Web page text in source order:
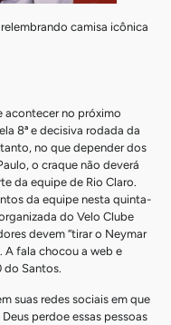
camisa icônica
acontecer no próximo
8ª e decisiva rodada da
no que depender dos
o craque não deverá
da equipe de Rio Claro.
da equipe nesta quinta-
do Velo Clube
devem “tirar o Neymar
A fala chocou a web e
do Santos.
suas redes sociais em que
perdoe essas pessoas